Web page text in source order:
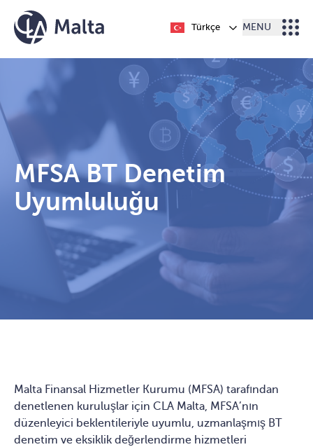
İçeriğe geç
Türkçe MENU
MFSA BT Denetim
Uyumluluğu
Malta Finansal Hizmetler Kurumu (MFSA) tarafından
denetlenen kuruluşlar için CLA Malta, MFSA’nın
düzenleyici beklentileriyle uyumlu, uzmanlaşmış BT
denetim ve eksiklik değerlendirme hizmetleri